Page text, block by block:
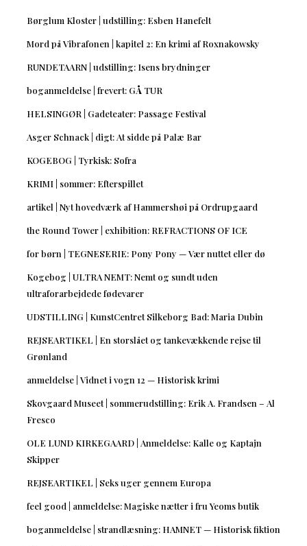
Børglum Kloster | udstilling: Esben Hanefelt
Mord på Vibrafonen | kapitel 2: En krimi af Roxnakowsky
RUNDETAARN | udstilling: Isens brydninger
boganmeldelse | frevert: GÅ TUR
HELSINGØR | Gadeteater: Passage Festival
Asger Schnack | digt: At sidde på Palæ Bar
KOGEBOG | Tyrkisk: Sofra
KRIMI | sommer: Efterspillet
artikel | Nyt hovedværk af Hammershøi på Ordrupgaard
the Round Tower | exhibition: REFRACTIONS OF ICE
for børn | TEGNESERIE: Pony Pony — Vær nuttet eller dø
Kogebog | ULTRA NEMT: Nemt og sundt uden
ultraforarbejdede fødevarer
UDSTILLING | KunstCentret Silkeborg Bad: Maria Dubin
REJSEARTIKEL | En storslået og tankevækkende rejse til
Grønland
anmeldelse | Vidnet i vogn 12 — Historisk krimi
Skovgaard Museet | sommerudstilling: Erik A. Frandsen – Al
Fresco
OLE LUND KIRKEGAARD | Anmeldelse: Kalle og Kaptajn
Skipper
REJSEARTIKEL | Seks uger gennem Europa
feel good | anmeldelse: Magiske nætter i fru Yeoms butik
boganmeldelse | strandlæsning: HAMNET — Historisk fiktion